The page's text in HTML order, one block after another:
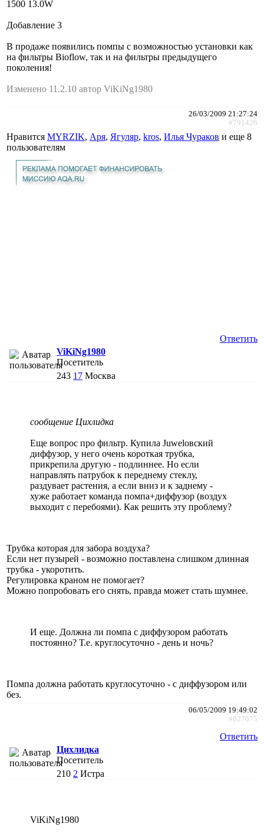
1500 13.0W
Добавление 3
В продаже появились помпы с возможностью установки как
на фильтры Bioflow, так и на фильтры предыдущего
поколения!
Изменено 11.2.10 автор ViKiNg1980
26/03/2009 21:27:24
#791426
Нравится MYRZIK, Аря, Ягуляр, kros, Илья Чураков и еще 8
пользователям
Ответить
ViKiNg1980
Посетитель
243 17 Москва
сообщение Цихлидка
Еще вопрос про фильтр. Купила Juwelовский
диффузор, у него очень короткая трубка,
прикрепила другую - подлиннее. Но если
направлять патрубок к переднему стеклу,
раздувает растения, а если вниз и к заднему -
хуже работает команда помпа+диффузор (воздух
выходит с перебоями). Как решить эту проблему?
Трубка которая для забора воздуха?
Если нет пузырей - возможно поставлена слишком длинная
трубка - укоротить.
Регулировка краном не помогает?
Можно попробовать его снять, правда может стать шумнее.
И еще. Должна ли помпа с диффузором работать
постоянно? Т.е. круглосуточно - день и ночь?
Помпа должна работать круглосуточно - с диффузором или
без.
06/05/2009 19:49:02
#827675
Ответить
Цихлидка
Посетитель
210 2 Истра
ViKiNg1980